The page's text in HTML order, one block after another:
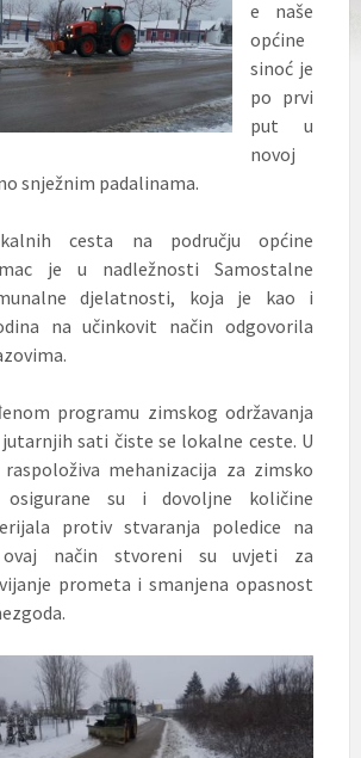
e naše
općine
sinoć je
po prvi
put u
novoj
snježnim padalinama.
cesta na području općine
je u nadležnosti Samostalne
djelatnosti, koja je kao i
na učinkovit način odgovorila
programu zimskog održavanja
sati čiste se lokalne ceste. U
mehanizacija za zimsko
osigurane su i dovoljne količine
protiv stvaranja poledice na
ovaj način stvoreni su uvjeti za
prometa i smanjena opasnost